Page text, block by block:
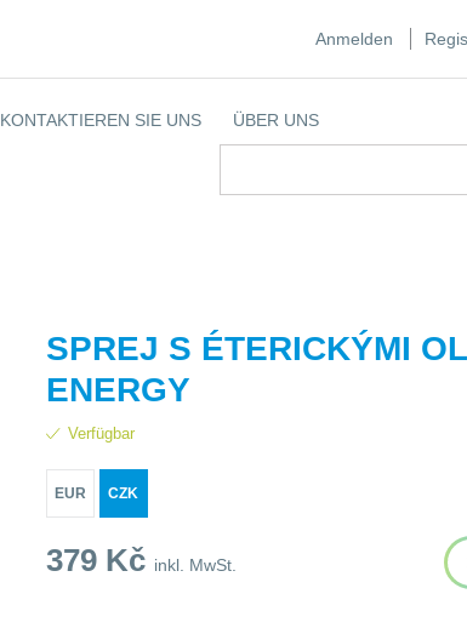
Anmelden
KONTAKTIEREN SIE UNS ÜBER UNS
SPREJ S ÉTERICKÝMI
ENERGY
Verfügbar
EUR CZK
379Kč inkl. MwSt.